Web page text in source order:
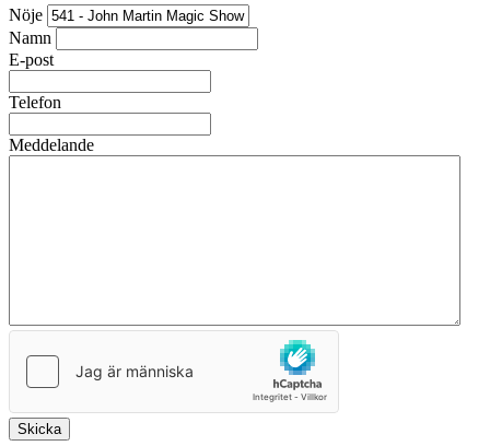
Nöje
Namn
E-post
Telefon
Meddelande
Skicka